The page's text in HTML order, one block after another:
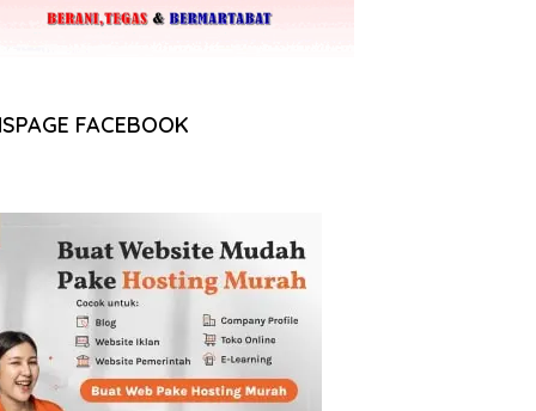
FACEBOOK